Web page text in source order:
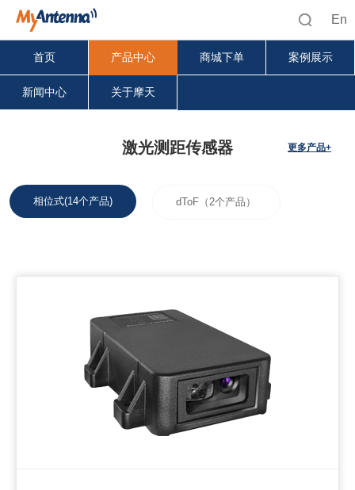
En
首页 产品中心 商城下单 案例展示
新闻中心 关于摩天
激光测距传感器 更多产品+
相位式(14个产品) dToF（2个产品）